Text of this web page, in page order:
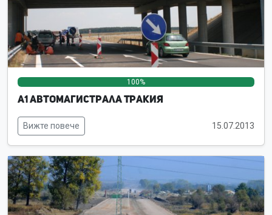
100%
А1 Автомагистрала Тракия
Вижте повече 15.07.2013